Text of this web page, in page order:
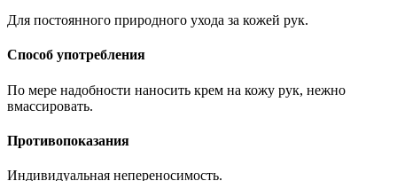
Для постоянного природного ухода за кожей рук.
Способ употребления
По мере надобности наносить крем на кожу рук, нежно
вмассировать.
Противопоказания
Индивидуальная непереносимость.